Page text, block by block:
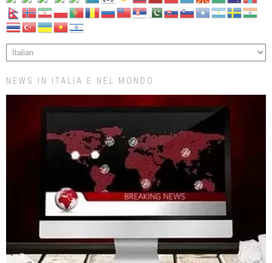
NEWS IN ITALIA E NEL MONDO